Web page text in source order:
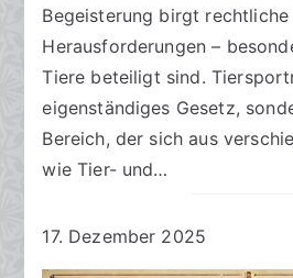
Begeisterung birgt rechtliche
Herausforderungen –
Tiere beteiligt sind.
eigenständiges Gesetz,
Bereich, der sich aus
wie Tier- und…
17. Dezember 2025